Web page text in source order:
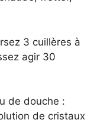
3 cuillères à
agir 30
de douche :
de cristaux